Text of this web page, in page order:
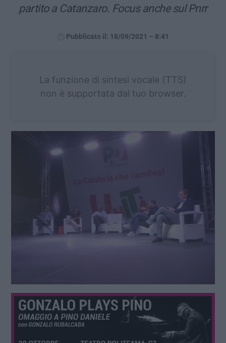
partito a Catanzaro. Focus anche sul Pnrr
Pubblicato il: 18/09/2021 – 8:41
La funzione di sintesi vocale (TTS)
non è supportata dal tuo browser.